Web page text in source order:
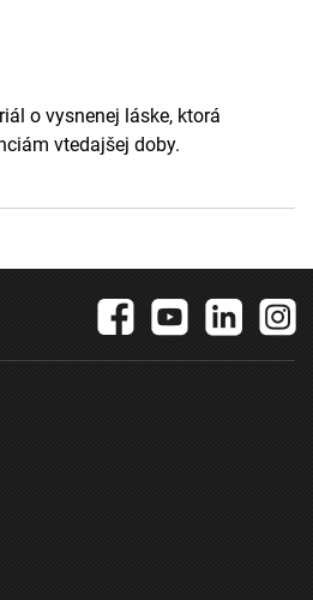
o vysnenej láske, ktorá
vtedajšej doby.